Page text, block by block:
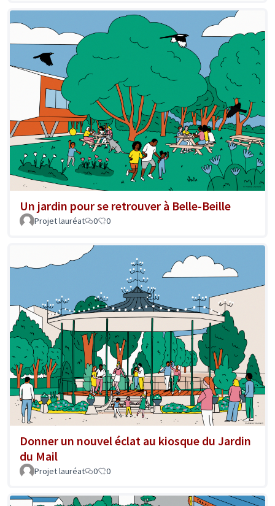
Un jardin pour se retrouver à Belle-Beille
Projet lauréat 0 0
Donner un nouvel éclat au kiosque du Jardin
du Mail
Projet lauréat 0 0